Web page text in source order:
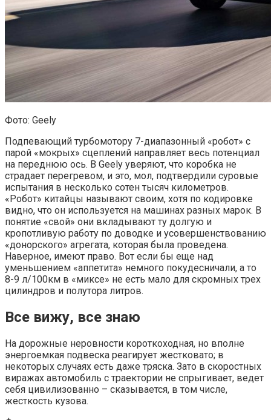
Фото: Geely
Подпевающий турбомотору 7-диапазонный «робот» с
парой «мокрых» сцеплений направляет весь потенциал
на переднюю ось. В Geely уверяют, что коробка не
страдает перегревом, и это, мол, подтвердили суровые
испытания в несколько сотен тысяч километров.
«Робот» китайцы называют своим, хотя по кодировке
видно, что он используется на машинах разных марок. В
понятие «свой» они вкладывают ту долгую и
кропотливую работу по доводке и усовершенствованию
«донорского» агрегата, которая была проведена.
Наверное, имеют право. Вот если бы еще над
уменьшением «аппетита» немного покудесничали, а то
8-9 л/100км в «миксе» не есть мало для скромных трех
цилиндров и полутора литров.
Все вижу, все знаю
На дорожные неровности короткоходная, но вполне
энергоемкая подвеска реагирует жестковато; в
некоторых случаях есть даже тряска. Зато в скоростных
виражах автомобиль с траектории не спрыгивает, ведет
себя цивилизованно – сказывается, в том числе,
жесткость кузова.